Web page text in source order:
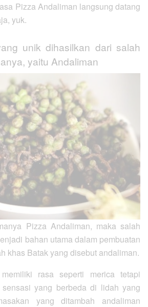
Pizza Andaliman langsung datang
yuk.
unik dihasilkan dari salah
yaitu Andaliman
Pizza Andaliman, maka salah
bahan utama dalam pembuatan
khas Batak yang disebut andaliman.
rasa seperti merica tetapi
yang berbeda di lidah yang
yang ditambah andaliman